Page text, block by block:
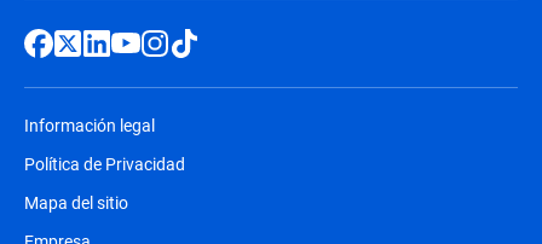
Información legal
Política de Privacidad
Mapa del sitio